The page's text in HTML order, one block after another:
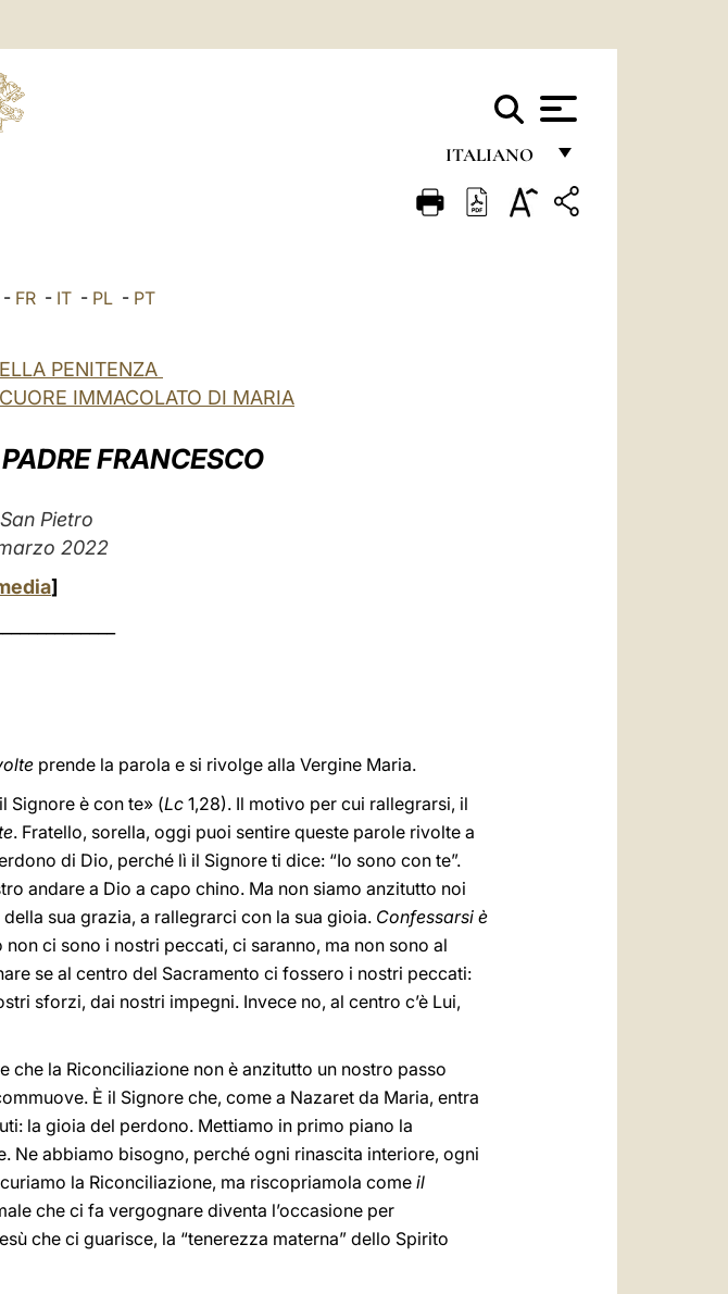
ITALIANO
FRANÇAIS
- FR - IT - PL - PT
PENITENZA
IMMACOLATO DI MARIA
FRANCESCO
Pietro
2022
]
prende la parola e si rivolge alla Vergine Maria.
Signore è con te» (Lc 1,28). Il motivo per cui rallegrarsi, il
. Fratello, sorella, oggi puoi sentire queste parole rivolte a
di Dio, perché lì il Signore ti dice: “Io sono con te”.
andare a Dio a capo chino. Ma non siamo anzitutto noi
sua grazia, a rallegrarci con la sua gioia. Confessarsi è
ci sono i nostri peccati, ci saranno, ma non sono al
se al centro del Sacramento ci fossero i nostri peccati:
sforzi, dai nostri impegni. Invece no, al centro c’è Lui,
che la Riconciliazione non è anzitutto un nostro passo
È il Signore che, come a Nazaret da Maria, entra
la gioia del perdono. Mettiamo in primo piano la
abbiamo bisogno, perché ogni rinascita interiore, ogni
la Riconciliazione, ma riscopriamola comeil
che ci fa vergognare diventa l’occasione per
che ci guarisce, la “tenerezza materna” dello Spirito